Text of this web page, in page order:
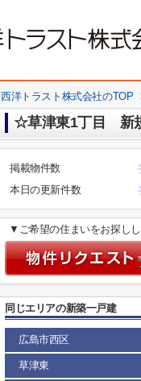
西洋トラスト株式会社のTOP
☆草津東1丁目 新
掲載物件数
本日の更新件数
▼ご希望の住まいをお探し
同じエリアの新築一戸建
広島市西区
草津東